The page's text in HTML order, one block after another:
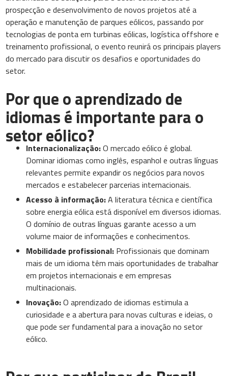
prospecção e desenvolvimento de novos projetos até a
operação e manutenção de parques eólicos, passando por
tecnologias de ponta em turbinas eólicas, logística offshore e
treinamento profissional, o evento reunirá os principais players
do mercado para discutir os desafios e oportunidades do
setor.
Por que o aprendizado de
idiomas é importante para o
setor eólico?
Internacionalização:O mercado eólico é global.
Dominar idiomas como inglês, espanhol e outras línguas
relevantes permite expandir os negócios para novos
mercados e estabelecer parcerias internacionais.
Acesso à informação:A literatura técnica e científica
sobre energia eólica está disponível em diversos idiomas.
O domínio de outras línguas garante acesso a um
volume maior de informações e conhecimentos.
Mobilidade profissional: Profissionais que dominam
mais de um idioma têm mais oportunidades de trabalhar
em projetos internacionais e em empresas
multinacionais.
Inovação:O aprendizado de idiomas estimula a
curiosidade e a abertura para novas culturas e ideias, o
que pode ser fundamental para a inovação no setor
eólico.